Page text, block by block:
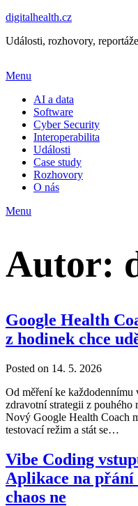
digitalhealth.cz
Události, rozhovory,
Menu
AI a data
Software
Cyber Security
Interoperabilita
Události
Case study
Rozhovory
O nás
Menu
Autor:
Google Health
z hodinek chce
Posted on 14. 5. 2026
Od měření ke každodennímu
zdravotní strategii z
Nový Google Health Coach
testovací režim a stát se…
Vibe Coding
Aplikace na
chaos ne